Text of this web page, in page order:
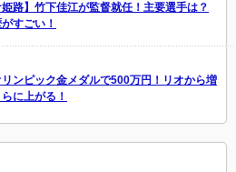
姫路】竹下佳江が監督就任！主要選手は？
すごい！
リンピック金メダルで500万円！リオから増
に上がる！